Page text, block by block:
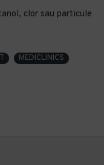
clor sau particule
MEDICLINICS